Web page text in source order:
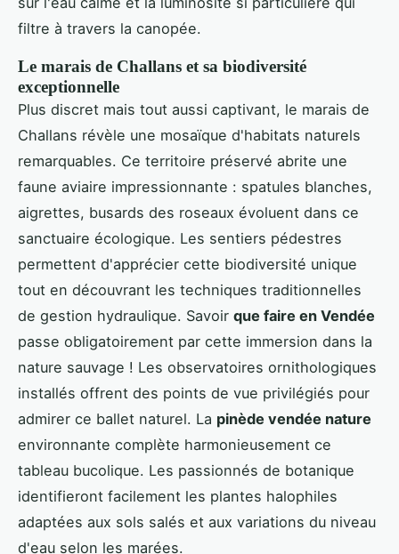
filtre à travers la canopée.
Le marais de Challans et sa biodiversité
exceptionnelle
Plus discret mais tout aussi captivant, le marais de
Challans révèle une mosaïque d'habitats naturels
remarquables. Ce territoire préservé abrite une
faune aviaire impressionnante : spatules blanches,
aigrettes, busards des roseaux évoluent dans ce
sanctuaire écologique. Les sentiers pédestres
permettent d'apprécier cette biodiversité unique
tout en découvrant les techniques traditionnelles
de gestion hydraulique. Savoir que faire en Vendée
passe obligatoirement par cette immersion dans la
nature sauvage ! Les observatoires ornithologiques
installés offrent des points de vue privilégiés pour
admirer ce ballet naturel. La pinède vendée nature
environnante complète harmonieusement ce
tableau bucolique. Les passionnés de botanique
identifieront facilement les plantes halophiles
adaptées aux sols salés et aux variations du niveau
d'eau selon les marées.